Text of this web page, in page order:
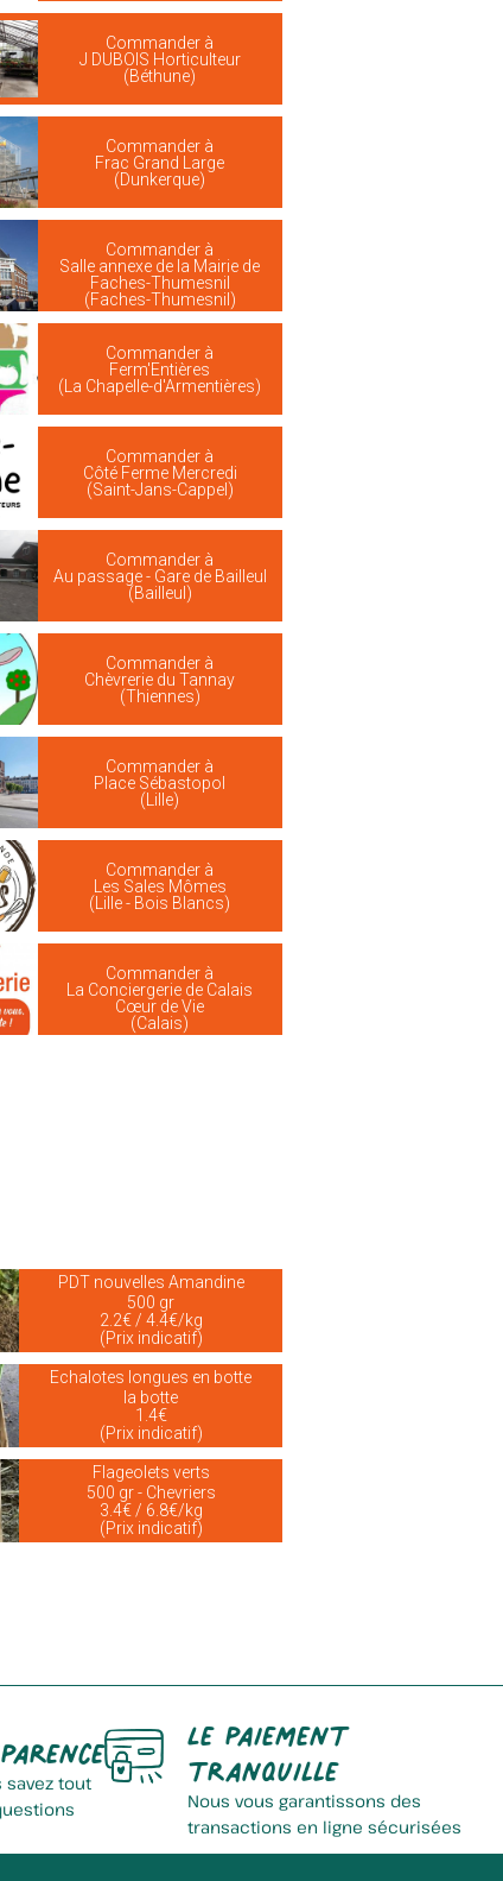
Commander à
J DUBOIS Horticulteur
(Béthune)
Commander à
Frac Grand Large
(Dunkerque)
Commander à
Salle annexe de la Mairie de
Faches-Thumesnil
(Faches-Thumesnil)
Commander à
Ferm'Entières
(La Chapelle-d'Armentières)
Commander à
Côté Ferme Mercredi
(Saint-Jans-Cappel)
Commander à
Au passage - Gare de Bailleul
(Bailleul)
Commander à
Chèvrerie du Tannay
(Thiennes)
Commander à
Place Sébastopol
(Lille)
Commander à
Les Sales Mômes
(Lille - Bois Blancs)
Commander à
La Conciergerie de Calais
Cœur de Vie
(Calais)
PDT nouvelles Amandine
500 gr
2.2€ / 4.4€/kg
(Prix indicatif)
Echalotes longues en botte
la botte
1.4€
(Prix indicatif)
Flageolets verts
500 gr - Chevriers
3.4€ / 6.8€/kg
(Prix indicatif)
savez tout
Le paiement
tranquille
Nous vous garantissons des
transactions en ligne sécurisées